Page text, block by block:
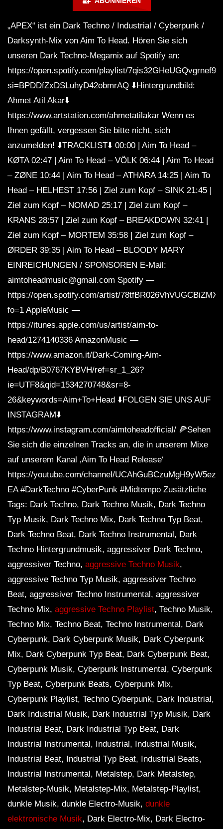
„APEX“ ist ein Dark Techno / Industrial / Cyberpunk /
Darksynth-Mix von Aim To Head. Hören Sie sich
unseren Dark Techno-Megamix auf Spotify an:
https://open.spotify.com/playlist/
si=BPDDfZxDSLuhyD42obmrAQ ⬇️Hintergrundbild:
Ahmet Atil Akar⬇️
https://www.artstation.com/ahmetatilakar Wenn es
Ihnen gefällt, vergessen Sie bitte nicht, sich
anzumelden! ⬇️TRACKLIST⬇️ 00:00 | Aim To Head –
KØTA 02:47 | Aim To Head – VÖLK 06:44 | Aim To Head
– ZØNE 10:44 | Aim To Head – ATHARA 14:25 | Aim To
Head – HELHEST 17:56 | Ziel zum Kopf – SINK 21:45 |
Ziel zum Kopf – NOMAD 25:17 | Ziel zum Kopf –
KRANS 28:57 | Ziel zum Kopf – BREAKDOWN 32:41 |
Ziel zum Kopf – MORTEM 35:58 | Ziel zum Kopf –
ØRDER 39:35 | Aim To Head – BLOODY MARY
EINREICHUNGEN / SPONSOREN E-Mail:
aimtoheadmusic@gmail.com Spotify —
https://open.spotify.com/artist/
fo=1 AppleMusic —
https://itunes.apple.com/us/artist/aim-to-
head/1274140336 AmazonMusic —
https://www.amazon.it/Dark-Coming-Aim-
Head/dp/B0767KYBVH/ref=sr_1_26?
ie=UTF8&qid=1534270748&sr=8-
26&keywords=Aim+To+Head ⬇️FOLGEN SIE UNS AUF
INSTAGRAM⬇️
https://www.instagram.com/aimtoheadofficial/ 🍕Sehen
Sie sich die einzelnen Tracks an, die in unserem Mixe
auf unserem Kanal ‚Aim To Head Release‘
https://youtube.com/channel/
EA #DarkTechno #CyberPunk #Midtempo Zusätzliche
Tags: Dark Techno, Dark Techno Musik, Dark Techno
Typ Musik, Dark Techno Mix, Dark Techno Typ Beat,
Dark Techno Beat, Dark Techno Instrumental, Dark
Techno Hintergrundmusik, aggressiver Dark Techno,
aggressiver Techno, aggressive Techno Musik,
aggressive Techno Typ Musik, aggressiver Techno
Beat, aggressiver Techno Instrumental, aggressiver
Techno Mix, aggressive Techno Playlist, Techno Musik,
Techno Mix, Techno Beat, Techno Instrumental, Dark
Cyberpunk, Dark Cyberpunk Musik, Dark Cyberpunk
Mix, Dark Cyberpunk Typ Beat, Dark Cyberpunk Beat,
Cyberpunk Musik, Cyberpunk Instrumental, Cyberpunk
Typ Beat, Cyberpunk Beats, Cyberpunk Mix,
Cyberpunk Playlist, Techno Cyberpunk, Dark Industrial,
Dark Industrial Musik, Dark Industrial Typ Musik, Dark
Industrial Beat, Dark Industrial Typ Beat, Dark
Industrial Instrumental, Industrial, Industrial Musik,
Industrial Beat, Industrial Typ Beat, Industrial Beats,
Industrial Instrumental, Metalstep, Dark Metalstep,
Metalstep-Musik, Metalstep-Mix, Metalstep-Playlist,
dunkle Musik, dunkle Electro-Musik, dunkle
elektronische Musik, Dark Electro-Mix, Dark Electro-